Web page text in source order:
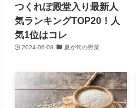
つくれぽ殿堂入り最新人
気ランキングTOP20！人
気1位はコレ
2024-06-08 夏が旬の野菜